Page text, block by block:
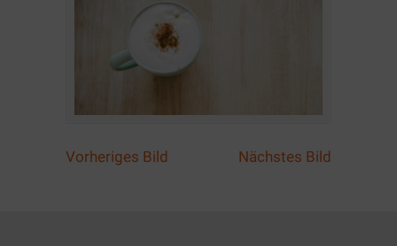
Vorheriges Bild Nächstes Bild